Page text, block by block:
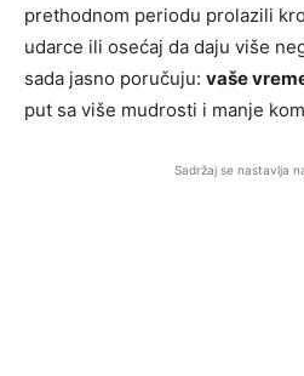
prethodnom periodu prolazili
udarce ili osećaj da daju više
sada jasno poručuju: vaše
put sa više mudrosti i manje
Sadržaj se nastavlja